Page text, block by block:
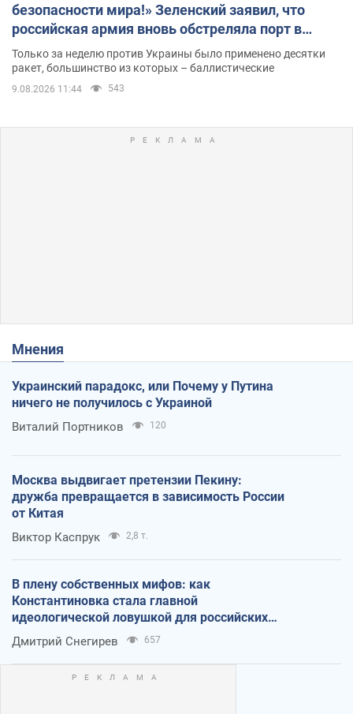
безопасности мира!» Зеленский заявил, что
российская армия вновь обстреляла порт в
Одессе
Только за неделю против Украины было применено десятки
ракет, большинство из которых – баллистические
9.08.2026 11:44 543
Мнения
Украинский парадокс, или Почему у Путина
ничего не получилось с Украиной
Виталий Портников 120
Москва выдвигает претензии Пекину:
дружба превращается в зависимость России
от Китая
Виктор Каспрук 2,8 т.
В плену собственных мифов: как
Константиновка стала главной
идеологической ловушкой для российских
оккупантов
Дмитрий Снегирев 657